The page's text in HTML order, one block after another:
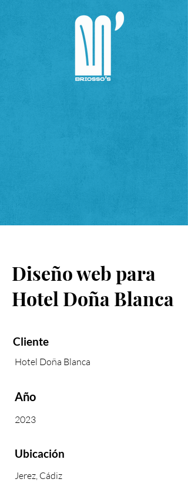
Diseño web para
Hotel Doña Blanca
Cliente
Hotel Doña Blanca
Año
2023
Ubicación
Jerez, Cádiz